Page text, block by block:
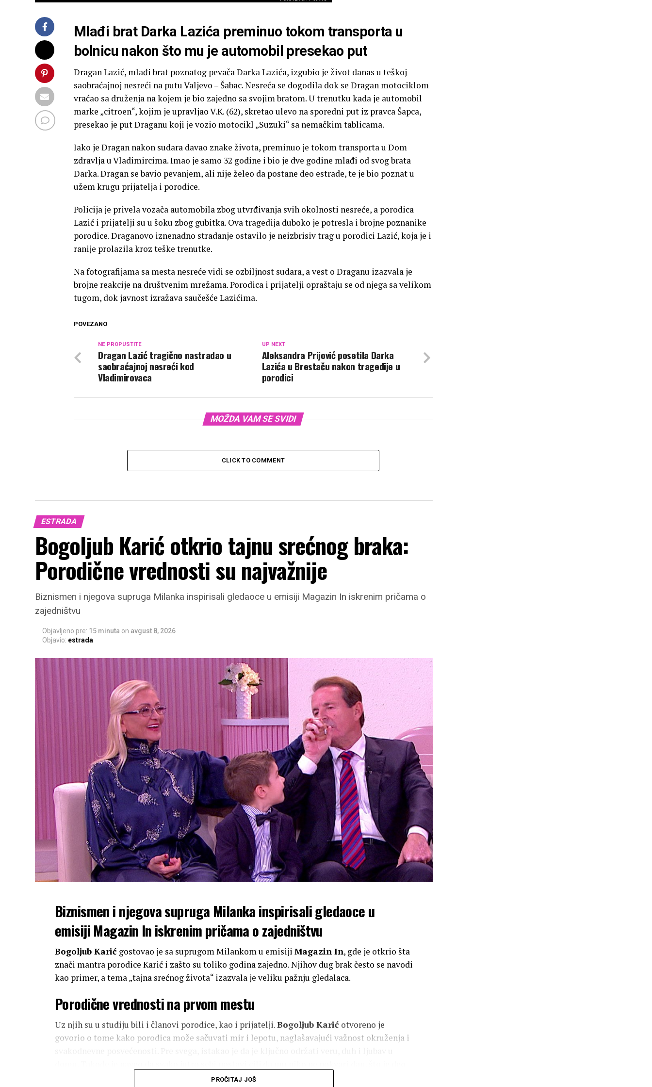
Mlađi brat Darka Lazića preminuo tokom transporta u
bolnicu nakon što mu je automobil presekao put
Dragan Lazić, mlađi brat poznatog pevača Darka Lazića, izgubio je život danas u teškoj
saobraćajnoj nesreći na putu Valjevo – Šabac. Nesreća se dogodila dok se Dragan motociklom
vraćao sa druženja na kojem je bio zajedno sa svojim bratom. U trenutku kada je automobil
marke „citroen“, kojim je upravljao V.K. (62), skretao ulevo na sporedni put iz pravca Šapca,
presekao je put Draganu koji je vozio motocikl „Suzuki“ sa nemačkim tablicama.
Iako je Dragan nakon sudara davao znake života, preminuo je tokom transporta u Dom
zdravlja u Vladimircima. Imao je samo 32 godine i bio je dve godine mlađi od svog brata
Darka. Dragan se bavio pevanjem, ali nije želeo da postane deo estrade, te je bio poznat u
užem krugu prijatelja i porodice.
Policija je privela vozača automobila zbog utvrđivanja svih okolnosti nesreće, a porodica
Lazić i prijatelji su u šoku zbog gubitka. Ova tragedija duboko je potresla i brojne poznanike
porodice. Draganovo iznenadno stradanje ostavilo je neizbrisiv trag u porodici Lazić, koja je i
ranije prolazila kroz teške trenutke.
Na fotografijama sa mesta nesreće vidi se ozbiljnost sudara, a vest o Draganu izazvala je
brojne reakcije na društvenim mrežama. Porodica i prijatelji opraštaju se od njega sa velikom
tugom, dok javnost izražava saučešće Lazićima.
POVEZANO
UP NEXT
Aleksandra Prijović posetila Darka
Lazića u Brestaču nakon tragedije u
porodici
NE PROPUSTITE
Dragan Lazić tragično nastradao u
saobraćajnoj nesreći kod
Vladimirovaca
MOŽDA VAM SE SVIDI
CLICK TO COMMENT
ESTRADA
Bogoljub Karić otkrio tajnu srećnog braka:
Porodične vrednosti su najvažnije
Biznismen i njegova supruga Milanka inspirisali gledaoce u emisiji Magazin In iskrenim pričama o
zajedništvu
Objavljeno pre: 15 minuta on avgust 8, 2026
Objavio: estrada
Biznismen i njegova supruga Milanka inspirisali gledaoce u
emisiji Magazin In iskrenim pričama o zajedništvu
Bogoljub Karić gostovao je sa suprugom Milankom u emisiji Magazin In, gde je otkrio šta
znači mantra porodice Karić i zašto su toliko godina zajedno. Njihov dug brak često se navodi
kao primer, a tema „tajna srećnog života“ izazvala je veliku pažnju gledalaca.
Porodične vrednosti na prvom mestu
Uz njih su u studiju bili i članovi porodice, kao i prijatelji.Bogoljub Karić otvoreno je
govorio o tome kako porodica može sačuvati mir i lepotu, naglašavajući važnost okruženja i
PROČITAJ JOŠ